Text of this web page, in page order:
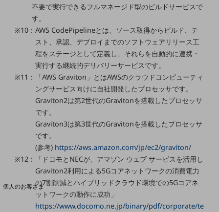
サービス別サポート情報
ご契約中サービスの一元管理
Web明細(ビリングステーション)
料金分析(ご利用料金管理サービス)
Web明細(My docomo)
個人のお客さま
不要で実行できるフルマネージド型のビルドサービスで
す。
※10：AWS CodePipelineとは、ソース取得からビルド、テ
スト、承認、デプロイまでのソフトウェアリリース工
程をステージとして定義し、それらを自動的に連携・
実行する継続的デリバリーサービスです。
※11：「AWS Graviton」とはAWSのクラウドコンピューティ
ングサービス向けに自社開発したプロセッサです。
Graviton2は第2世代のGravitonを搭載したプロセッサ
です。
Graviton3は第3世代のGravitonを搭載したプロセッサ
です。
(参考) https://aws.amazon.com/jp/ec2/graviton/
※12：「ドコモとNECが、アマゾン ウェブ サービスを活用し
Graviton2利用による5Gコアネットワークの消費電力
の7割削減とハイブリッドクラウド環境での5Gコアネ
ットワークの動作に成功」
https://www.docomo.ne.jp/binary/pdf/corporate/te